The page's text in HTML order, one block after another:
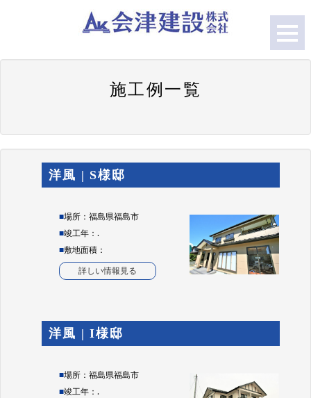
施工例一覧
洋風 | S様邸
■場所：福島県福島市
■竣工年：.
■敷地面積：
詳しい情報見る
洋風 | I様邸
■場所：福島県福島市
■竣工年：.